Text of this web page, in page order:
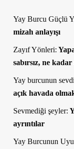
Yay Burcu Güçlü
mizah anlayışı
Zayıf Yönleri:
sabırsız, ne
Yay burcunun
açık havada
Sevmediği şeyler:
ayrıntılar
Yay Burcunun